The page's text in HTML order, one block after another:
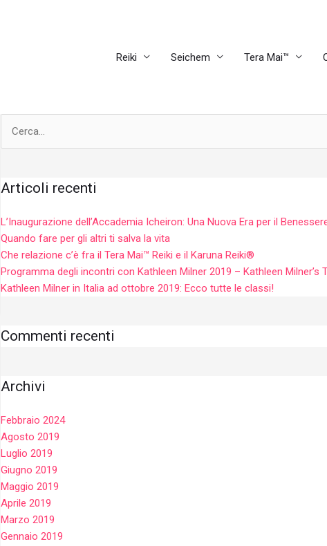
Reiki
Seichem Tera Mai™
Cerca:
Articoli recenti
L’Inaugurazione dell’Accademia Icheiron: Una Nuova Era per il
Quando fare per gli altri ti salva la vita
Che relazione c’è fra il Tera Mai™ Reiki e il Karuna Reiki®
Programma degli incontri con Kathleen Milner 2019 – Kathleen Milner’s
Kathleen Milner in Italia ad ottobre 2019: Ecco tutte le classi!
Commenti recenti
Archivi
Febbraio 2024
Agosto 2019
Luglio 2019
Giugno 2019
Maggio 2019
Aprile 2019
Marzo 2019
Gennaio 2019